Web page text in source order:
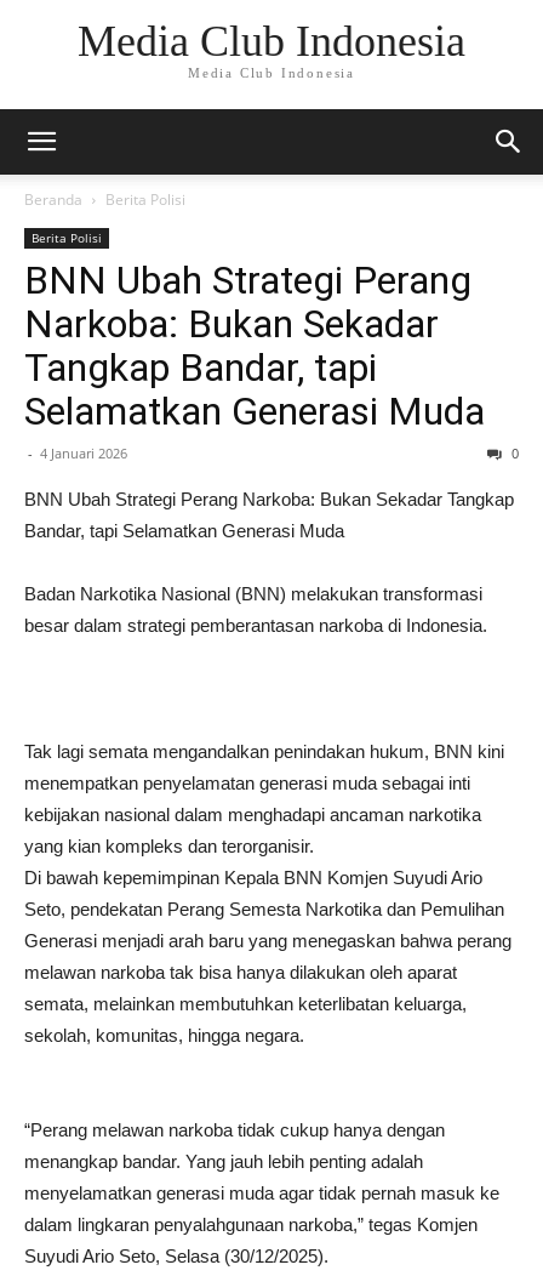
Media Club Indonesia
Media Club Indonesia
Beranda Berita Polisi
Berita Polisi
BNN Ubah Strategi Perang
Narkoba: Bukan Sekadar
Tangkap Bandar, tapi
Selamatkan Generasi Muda
- 4 Januari 2026 0
BNN Ubah Strategi Perang Narkoba: Bukan Sekadar Tangkap
Bandar, tapi Selamatkan Generasi Muda
Badan Narkotika Nasional (BNN) melakukan transformasi
besar dalam strategi pemberantasan narkoba di Indonesia.
Tak lagi semata mengandalkan penindakan hukum, BNN kini
menempatkan penyelamatan generasi muda sebagai inti
kebijakan nasional dalam menghadapi ancaman narkotika
yang kian kompleks dan terorganisir.
Di bawah kepemimpinan Kepala BNN Komjen Suyudi Ario
Seto, pendekatan Perang Semesta Narkotika dan Pemulihan
Generasi menjadi arah baru yang menegaskan bahwa perang
melawan narkoba tak bisa hanya dilakukan oleh aparat
semata, melainkan membutuhkan keterlibatan keluarga,
sekolah, komunitas, hingga negara.
“Perang melawan narkoba tidak cukup hanya dengan
menangkap bandar. Yang jauh lebih penting adalah
menyelamatkan generasi muda agar tidak pernah masuk ke
dalam lingkaran penyalahgunaan narkoba,” tegas Komjen
Suyudi Ario Seto, Selasa (30/12/2025).